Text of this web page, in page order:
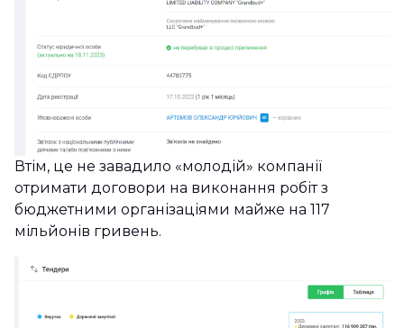
Втім, це не завадило «молодій» компанії
отримати договори на виконання робіт з
бюджетними організаціями майже на 117
мільйонів гривень.